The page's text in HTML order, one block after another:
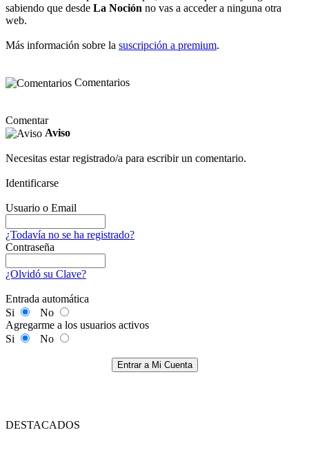
sabiendo que desde La Noción no vas a acceder a ninguna otra
web.
Más información sobre la suscripción a premium.
Comentarios
Comentar
Aviso
Necesitas estar registrado/a para escribir un comentario.
Identificarse
Usuario o Email
¿Todavía no se ha registrado?
Contraseña
¿Olvidó su Clave?
Entrada automática
Si
No
Agregarme a los usuarios activos
Si
No
Entrar a Mi Cuenta
DESTACADOS